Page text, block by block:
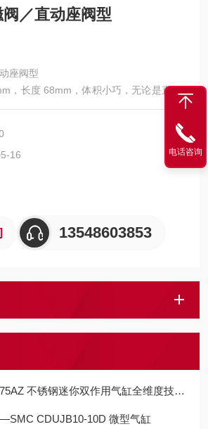
／直动座阀型
座阀型
，长度 68mm，体积小巧，无论是直接配
，都能适应多种安装空间需求。
的部件均采用无铜材料，满足无铜离子规
质纯度要求较高、不能有铜离子污染的场
16
13548603853
锈钢迷你双作用气缸全维度技术解析与工程应用指南
CDUJB10‑10D 微型气缸
电话咨询